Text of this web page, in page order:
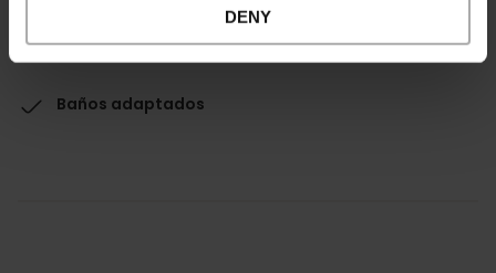
DENY
Servicios
Baños adaptados